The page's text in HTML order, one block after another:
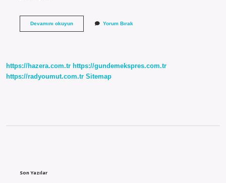
Devamını okuyunAyakta
Yorum Bırak
https://hazera.com.tr https://gundemekspres.com.tr
https://radyoumut.com.tr Sitemap
Son Yazılar